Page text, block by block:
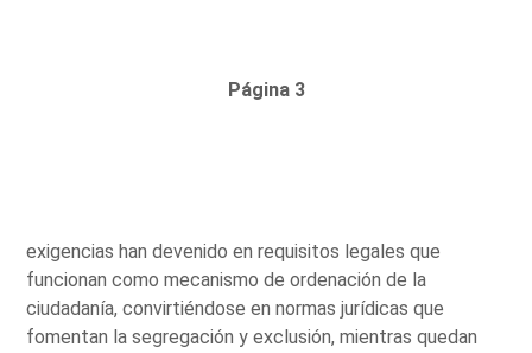
Página 3
exigencias han devenido en requisitos legales que
funcionan como mecanismo de ordenación de la
ciudadanía, convirtiéndose en normas jurídicas que
fomentan la segregación y exclusión, mientras quedan